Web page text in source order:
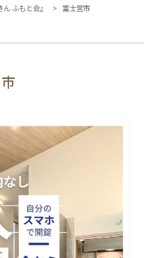
ふもと会』 > 富士宮市